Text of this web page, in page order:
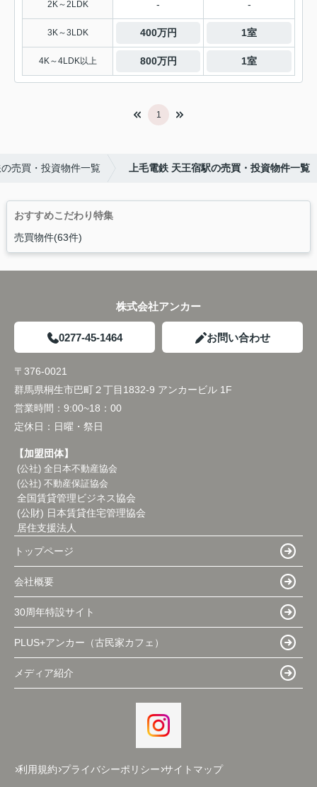
2K～2LDK - -
3K～3LDK 400万円 1室
4K～4LDK以上 800万円 1室
1
売買・投資物件一覧 上毛電鉄 天王宿駅の売買・投資物件一覧
おすすめこだわり特集
売買物件(63件)
株式会社アンカー
0277-45-1464 お問い合わせ
〒376-0021
群馬県桐生市巴町２丁目1832-9 アンカービル 1F
営業時間： 9:00~18：00
定休日： 日曜・祭日
【加盟団体】
(公社) 全日本不動産協会
(公社) 不動産保証協会
全国賃貸管理ビジネス協会
(公財) 日本賃貸住宅管理協会
居住支援法人
トップページ
会社概要
30周年特設サイト
PLUS+アンカー（古民家カフェ）
メディア紹介
利用規約 プライバシーポリシー サイトマップ